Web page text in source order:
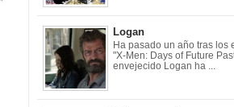
Logan
Ha pasado un año tras los
"X-Men: Days of Future
envejecido Logan ha ...